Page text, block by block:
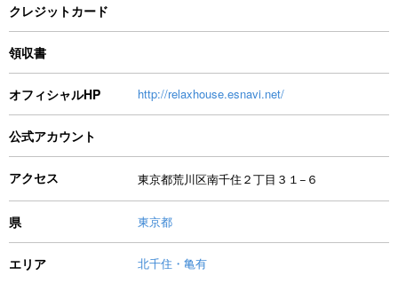
クレジットカード
領収書
オフィシャルHP http://relaxhouse.esnavi.net/
公式アカウント
アクセス 東京都荒川区南千住２丁目３１−６
県 東京都
エリア 北千住・亀有